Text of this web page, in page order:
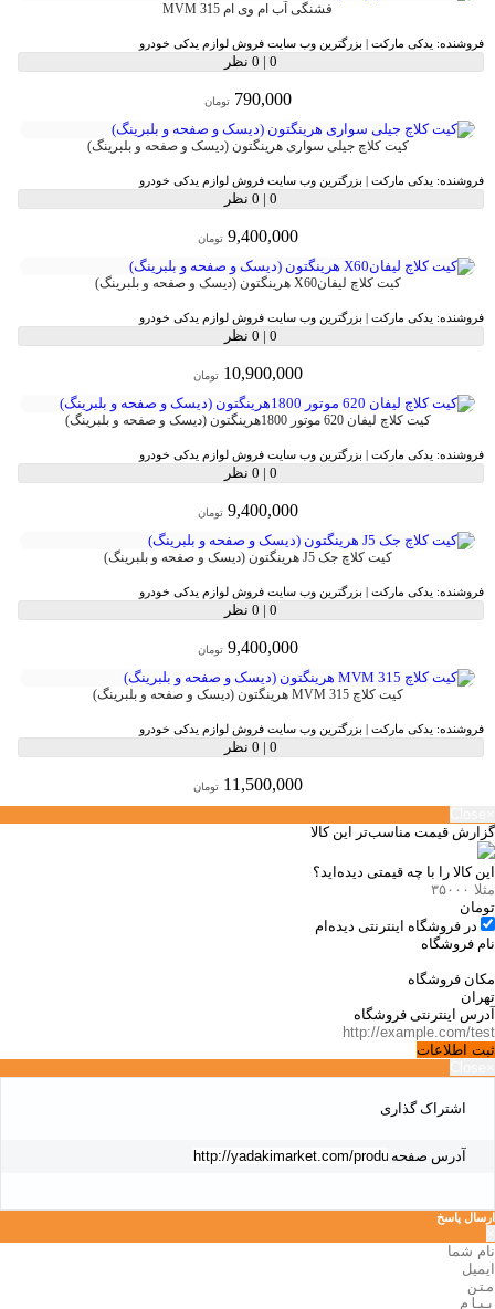
فشنگی آب ام وی ام MVM 315
فروشنده: یدکی مارکت | بزرگترین وب سایت فروش لوازم یدکی خودرو
0
| 0 نظر
790,000 تومان
کیت کلاچ جیلی سواری هرینگتون (دیسک و صفحه و بلبرینگ)
فروشنده: یدکی مارکت | بزرگترین وب سایت فروش لوازم یدکی خودرو
0
| 0 نظر
9,400,000 تومان
کیت کلاچ لیفانX60 هرینگتون (دیسک و صفحه و بلبرینگ)
فروشنده: یدکی مارکت | بزرگترین وب سایت فروش لوازم یدکی خودرو
0
| 0 نظر
10,900,000 تومان
کیت کلاچ لیفان 620 موتور 1800هرینگتون (دیسک و صفحه و بلبرینگ)
فروشنده: یدکی مارکت | بزرگترین وب سایت فروش لوازم یدکی خودرو
0
| 0 نظر
9,400,000 تومان
کیت کلاچ جک J5 هرینگتون (دیسک و صفحه و بلبرینگ)
فروشنده: یدکی مارکت | بزرگترین وب سایت فروش لوازم یدکی خودرو
0
| 0 نظر
9,400,000 تومان
کیت کلاچ MVM 315 هرینگتون (دیسک و صفحه و بلبرینگ)
فروشنده: یدکی مارکت | بزرگترین وب سایت فروش لوازم یدکی خودرو
0
| 0 نظر
11,500,000 تومان
گزارش قیمت مناسب‌تر این کالا
این کالا را با چه قیمتی دیده‌اید؟
تومان
در فروشگاه اینترنتی دیده‌ام
نام فروشگاه
مکان فروشگاه
آدرس اینترنتی فروشگاه
ثبت اطلاعات
اشتراک گذاری
آدرس صفحه
ارسال پاسخ